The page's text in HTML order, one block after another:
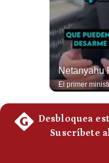
Condiciones
Privacidad
Cookies
Preguntas